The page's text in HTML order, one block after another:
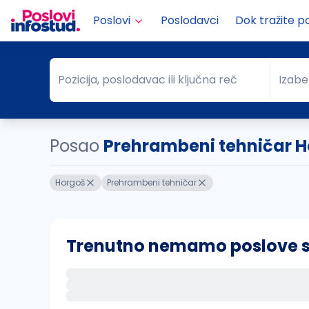
Poslovi Poslodavci Dok tražite
Pozicija, poslodavac ili ključna reč
Pozicija, poslodavac ili ključna reč Grad
Posao Prehrambeni tehničar
Horgoš Prehrambeni tehničar
Trenutno nemamo poslove